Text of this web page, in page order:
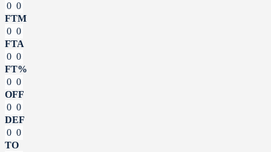
0 0
FTM
0 0
FTA
0 0
FT%
0 0
OFF
0 0
DEF
0 0
TO